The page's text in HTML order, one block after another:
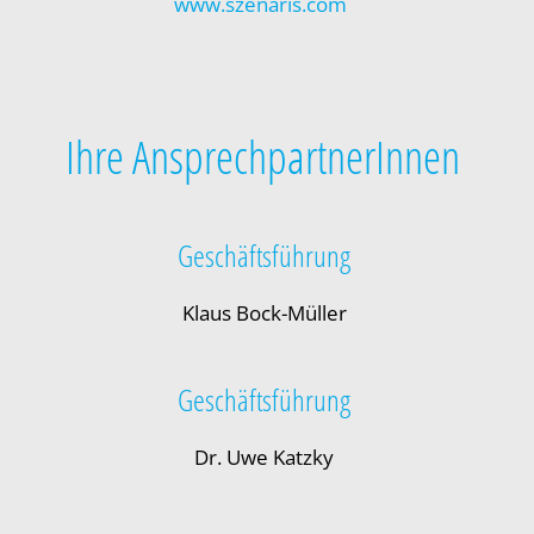
Ihre AnsprechpartnerInnen
Geschäftsführung
Klaus Bock-Müller
Geschäftsführung
Dr. Uwe Katzky
Cookie-Informationen anzeigen